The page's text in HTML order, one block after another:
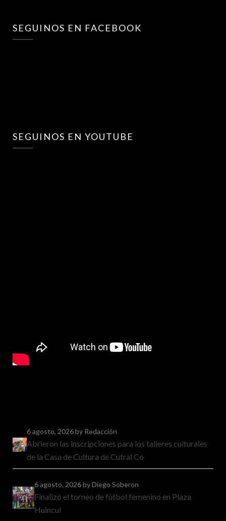
SEGUINOS EN FACEBOOK
SEGUINOS EN YOUTUBE
6 agosto, 2026by Redacción
Abrieron las inscripciones para los talleres culturales
de la Casa de Cultura de Cutral Co
6 agosto, 2026by Diego Soberon
Finalizó el torneo de fútbol femenino en Plaza
Huincul